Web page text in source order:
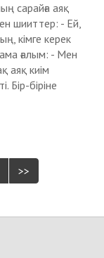
сарайға аяқ
шииттер: - Ей,
кімге керек
ғалым: - Мен
аяқ киім
Бір-біріне
>>